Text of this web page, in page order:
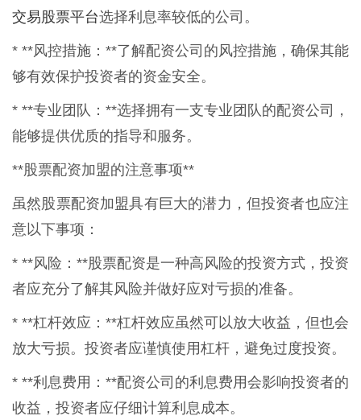
交易股票平台选择利息率较低的公司。
* **风控措施：**了解配资公司的风控措施，确保其能
够有效保护投资者的资金安全。
* **专业团队：**选择拥有一支专业团队的配资公司，
能够提供优质的指导和服务。
**股票配资加盟的注意事项**
虽然股票配资加盟具有巨大的潜力，但投资者也应注
意以下事项：
* **风险：**股票配资是一种高风险的投资方式，投资
者应充分了解其风险并做好应对亏损的准备。
* **杠杆效应：**杠杆效应虽然可以放大收益，但也会
放大亏损。投资者应谨慎使用杠杆，避免过度投资。
* **利息费用：**配资公司的利息费用会影响投资者的
收益，投资者应仔细计算利息成本。